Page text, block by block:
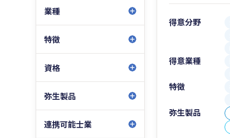
業種
特徴
資格
弥生製品
連携可能士業
得意分野
得意業種
特徴
弥生製品